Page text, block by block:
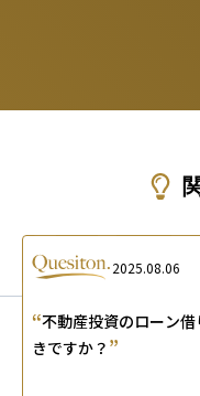
2025.08.06
“不動産投資のローン
きですか？ ”